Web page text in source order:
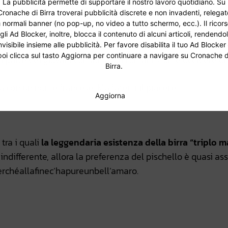
ammiro molto.
birra più amato, poi qualche genio ha pensato di
sul tema. Il risultato è di aver allontanato
dei giovani consumatori romani. Come uccidere
un nome francese. Ma fatemi il piacere…
i quali la leggendaria esistenza della birra “triplo
allora la preferenza del pischello è quasi
di Birra troverai pubblicità discrete e non invadenti,
normali banner (no pop-up, no video a tutto schermo, ecc.). Il
Ad Blocker, inoltre, blocca il contenuto di alcuni articoli,
insieme alle pubblicità. Per favore disabilita il tuo Ad Blocker
clicca sul tasto Aggiorna per continuare a navigare su Cronache
Birra.
Aggiorna